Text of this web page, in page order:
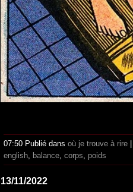
07:50 Publié dans où je trouve à rire
english balance corps poids
13/11/2022